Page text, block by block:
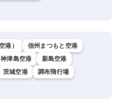
港）
信州まつもと空港
神津島空港
新島空港
茨城空港
調布飛行場